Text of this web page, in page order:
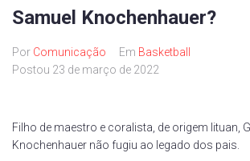
Samuel Knochenhauer?
Por Comunicação Em Basketball
Postou 23 de março de 2022
Filho de maestro e coralista, de origem lituan,
Knochenhauer não fugiu ao legado dos pais.